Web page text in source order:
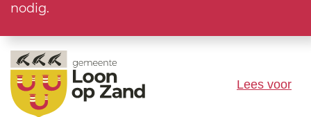
nodig.
Lees voor